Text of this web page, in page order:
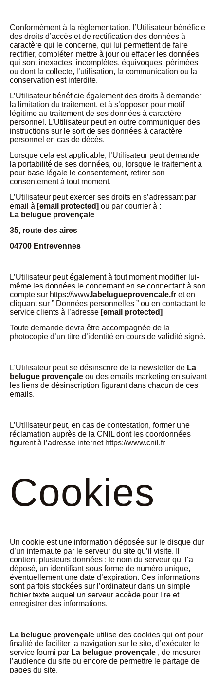
Conformément à la règlementation, l’Utilisateur bénéficie
des droits d’accès et de rectification des données à
caractère qui le concerne, qui lui permettent de faire
rectifier, compléter, mettre à jour ou effacer les données
qui sont inexactes, incomplètes, équivoques, périmées
ou dont la collecte, l’utilisation, la communication ou la
conservation est interdite.
L’Utilisateur bénéficie également des droits à demander
la limitation du traitement, et à s’opposer pour motif
légitime au traitement de ses données à caractère
personnel. L’Utilisateur peut en outre communiquer des
instructions sur le sort de ses données à caractère
personnel en cas de décès.
Lorsque cela est applicable, l’Utilisateur peut demander
la portabilité de ses données, ou, lorsque le traitement a
pour base légale le consentement, retirer son
consentement à tout moment.
L’Utilisateur peut exercer ses droits en s’adressant par
email à [email protected] ou par courrier à :
La belugue provençale
35, route des aires
04700 Entrevennes
L’Utilisateur peut également à tout moment modifier lui-
même les données le concernant en se connectant à son
compte sur https://www. labelugueprovencale.fr et en
cliquant sur ” Données personnelles ” ou en contactant le
service clients à l’adresse [email protected]
Toute demande devra être accompagnée de la
photocopie d’un titre d’identité en cours de validité signé.
L’Utilisateur peut se désinscrire de la newsletter de La
belugue provençale ou des emails marketing en suivant
les liens de désinscription figurant dans chacun de ces
emails.
L’Utilisateur peut, en cas de contestation, former une
réclamation auprès de la CNIL dont les coordonnées
figurent à l’adresse internet https://www.cnil.fr
Cookies
Un cookie est une information déposée sur le disque dur
d’un internaute par le serveur du site qu’il visite. Il
contient plusieurs données : le nom du serveur qui l’a
déposé, un identifiant sous forme de numéro unique,
éventuellement une date d’expiration. Ces informations
sont parfois stockées sur l’ordinateur dans un simple
fichier texte auquel un serveur accède pour lire et
enregistrer des informations.
La belugue provençale utilise des cookies qui ont pour
finalité de faciliter la navigation sur le site, d’exécuter le
service fourni par La belugue provençale , de mesurer
l’audience du site ou encore de permettre le partage de
pages du site.